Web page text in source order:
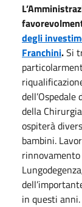
degli
Franchini.Si
della
ospiterà
bambini.
in questi anni.